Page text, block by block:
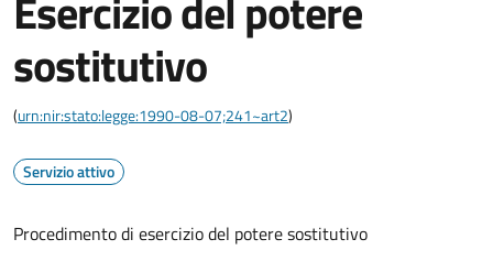
sostitutivo
(urn:nir:stato:legge:1990-08-07;241~art2)
Servizio attivo
Procedimento di esercizio del potere sostitutivo